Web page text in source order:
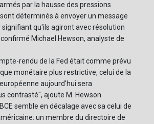
par la hausse des pressions
déterminés à envoyer un message
qu'ils agiront avec résolution
Michael Hewson, analyste de
rendu de la Fed était comme prévu
monétaire plus restrictive, celui de la
aujourd'hui sera
contrasté", ajoute M. Hewson.
semble en décalage avec sa celui de
un membre du directoire de